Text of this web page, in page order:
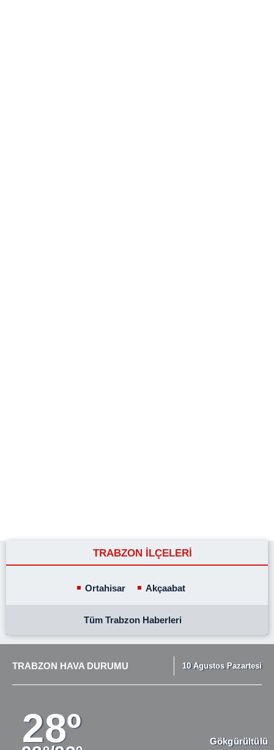
TRABZON İLÇELERİ
Ortahisar Akçaabat
Tüm Trabzon Haberleri
TRABZON HAVA DURUMU 10 Agustos Pazartesi
28º Gökgürültülü